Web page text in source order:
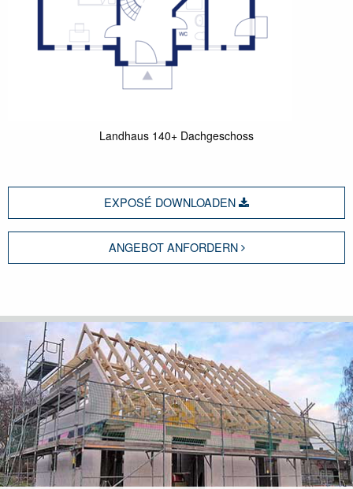
Landhaus 140+ Dachgeschoss
EXPOSÉ DOWNLOADEN
ANGEBOT ANFORDERN